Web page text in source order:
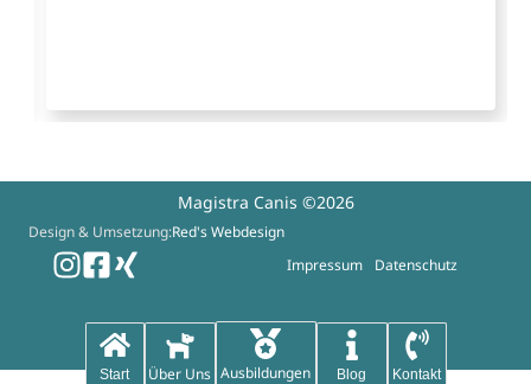
Start Über Uns Ausbildungen Blog Kontakt
Magistra Canis ©2026
Design & Umsetzung:Red's Webdesign
Impressum
Datenschutz